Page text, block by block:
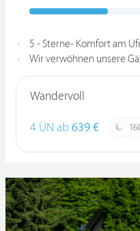
5 - Sterne- Komfort am
Wir verwöhnen unsere
Wandervoll
4 ÜN ab 639 €